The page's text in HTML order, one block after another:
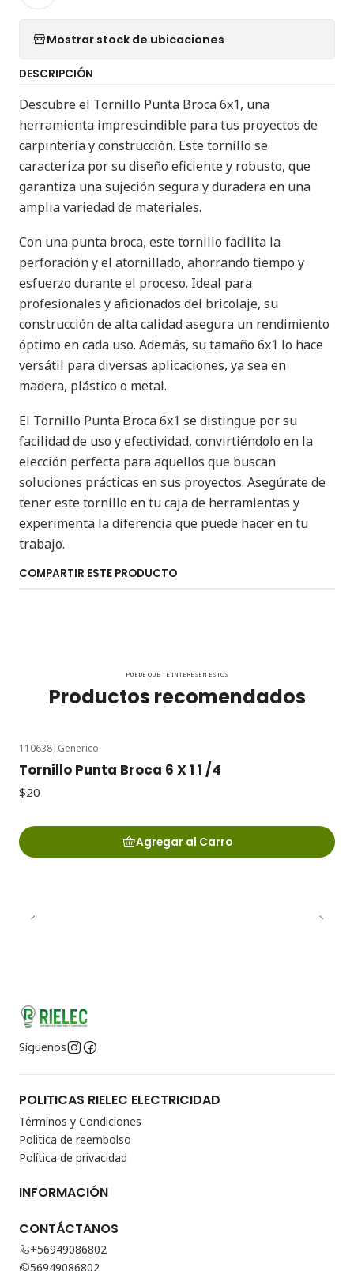
Mostrar stock de ubicaciones
DESCRIPCIÓN
Descubre el Tornillo Punta Broca 6x1, una
herramienta imprescindible para tus proyectos de
carpintería y construcción. Este tornillo se
caracteriza por su diseño eficiente y robusto, que
garantiza una sujeción segura y duradera en una
amplia variedad de materiales.
Con una punta broca, este tornillo facilita la
perforación y el atornillado, ahorrando tiempo y
esfuerzo durante el proceso. Ideal para
profesionales y aficionados del bricolaje, su
construcción de alta calidad asegura un rendimiento
óptimo en cada uso. Además, su tamaño 6x1 lo hace
versátil para diversas aplicaciones, ya sea en
madera, plástico o metal.
El Tornillo Punta Broca 6x1 se distingue por su
facilidad de uso y efectividad, convirtiéndolo en la
elección perfecta para aquellos que buscan
soluciones prácticas en sus proyectos. Asegúrate de
tener este tornillo en tu caja de herramientas y
experimenta la diferencia que puede hacer en tu
trabajo.
COMPARTIR ESTE PRODUCTO
PUEDE QUE TE INTERESEN ESTOS
Productos recomendados
110638| Generico
Tornillo Punta Broca 6 X 1 1 /4
$20
Agregar al Carro
Síguenos
POLITICAS RIELEC ELECTRICIDAD
Términos y Condiciones
Politica de reembolso
Política de privacidad
INFORMACIÓN
CONTÁCTANOS
+56949086802
56949086802